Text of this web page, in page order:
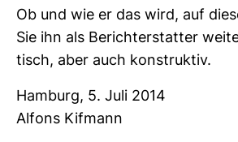
Ob und wie er das wird, auf
Sie ihn als Bericht­erstatter
tisch, aber auch kon­struktiv.
Ham­burg, 5. Juli 2014
Alfons Kif­mann